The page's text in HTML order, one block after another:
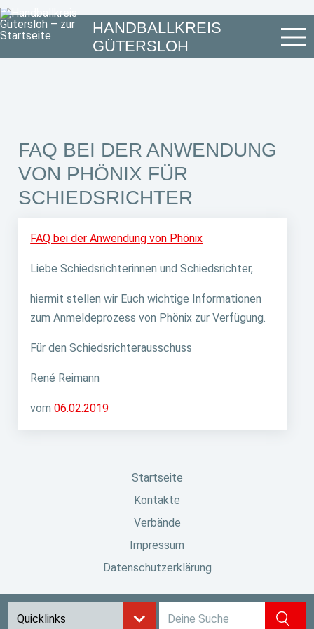
HANDBALLKREIS
GÜTERSLOH
Quicklinks
Suchbegriff eingeben
FAQ BEI DER ANWENDUNG
VON PHÖNIX FÜR
SCHIEDSRICHTER
FAQ bei der Anwendung von Phönix
Liebe Schiedsrichterinnen und Schiedsrichter,
hiermit stellen wir Euch wichtige Informationen
zum Anmeldeprozess von Phönix zur Verfügung.
Für den Schiedsrichterausschuss
René Reimann
vom06.02.2019
Startseite
Kontakte
Verbände
Impressum
Datenschutzerklärung